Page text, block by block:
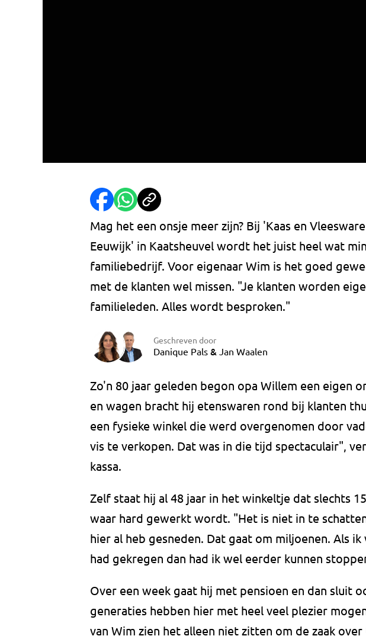
Mag het een onsje meer zijn? Bij 'Kaas en
Eeuwijk' in Kaatsheuvel wordt het juist heel wat
familiebedrijf. Voor eigenaar Wim is het goed
met de klanten wel missen. "Je klanten worden
familieleden. Alles wordt besproken."
Geschreven door
Danique Pals & Jan Waalen
Zo'n 80 jaar geleden begon opa Willem een eigen
en wagen bracht hij etenswaren rond bij klanten
een fysieke winkel die werd overgenomen door
vis te verkopen. Dat was in die tijd spectaculair",
kassa.
Zelf staat hij al 48 jaar in het winkeltje dat slechts
waar hard gewerkt wordt. "Het is niet in te
hier al heb gesneden. Dat gaat om miljoenen. Als
had gekregen dan had ik wel eerder kunnen
Over een week gaat hij met pensioen en dan sluit
generaties hebben hier met heel veel plezier
van Wim zien het alleen niet zitten om de zaak